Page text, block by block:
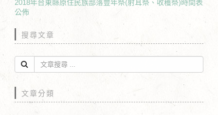
2018年台東縣原住民族部落豐年祭(射耳祭、收穫祭)時間表
公佈
搜尋文章
文章分類